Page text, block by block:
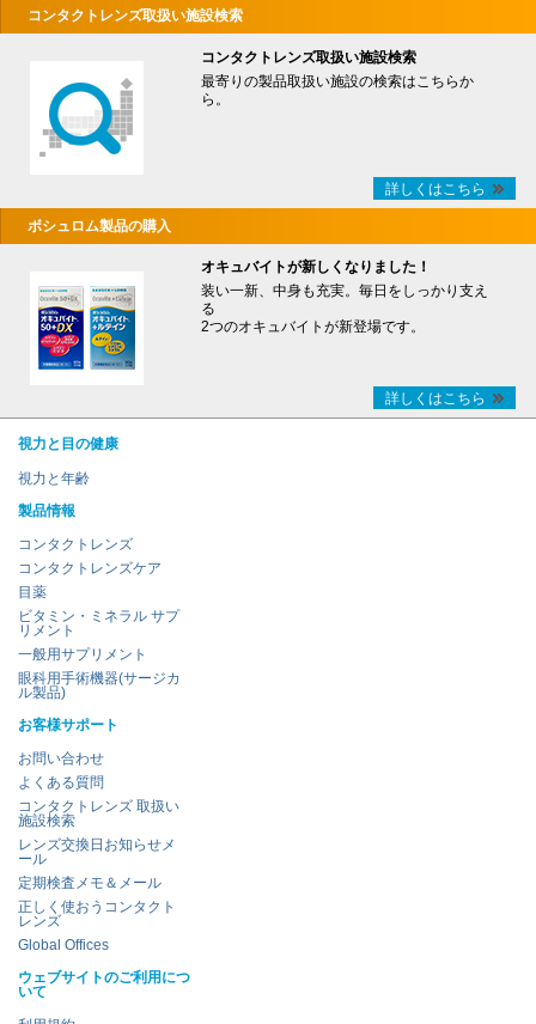
コンタクトレンズ取扱い施設検索
コンタクトレンズ取扱い施設検索
最寄りの製品取扱い施設の検索はこちらか
ら。
詳しくはこちら
ボシュロム製品の購入
オキュバイトが新しくなりました！
装い一新、中身も充実。毎日をしっかり支え
る
2つのオキュバイトが新登場です。
詳しくはこちら
視力と目の健康
視力と年齢
製品情報
コンタクトレンズ
コンタクトレンズケア
目薬
ビタミン・ミネラル サプ
リメント
一般用サプリメント
眼科用手術機器(サージカ
ル製品)
お客様サポート
お問い合わせ
よくある質問
コンタクトレンズ 取扱い
施設検索
レンズ交換日お知らせメ
ール
定期検査メモ＆メール
正しく使おうコンタクト
レンズ
Global Offices
ウェブサイトのご利用につ
いて